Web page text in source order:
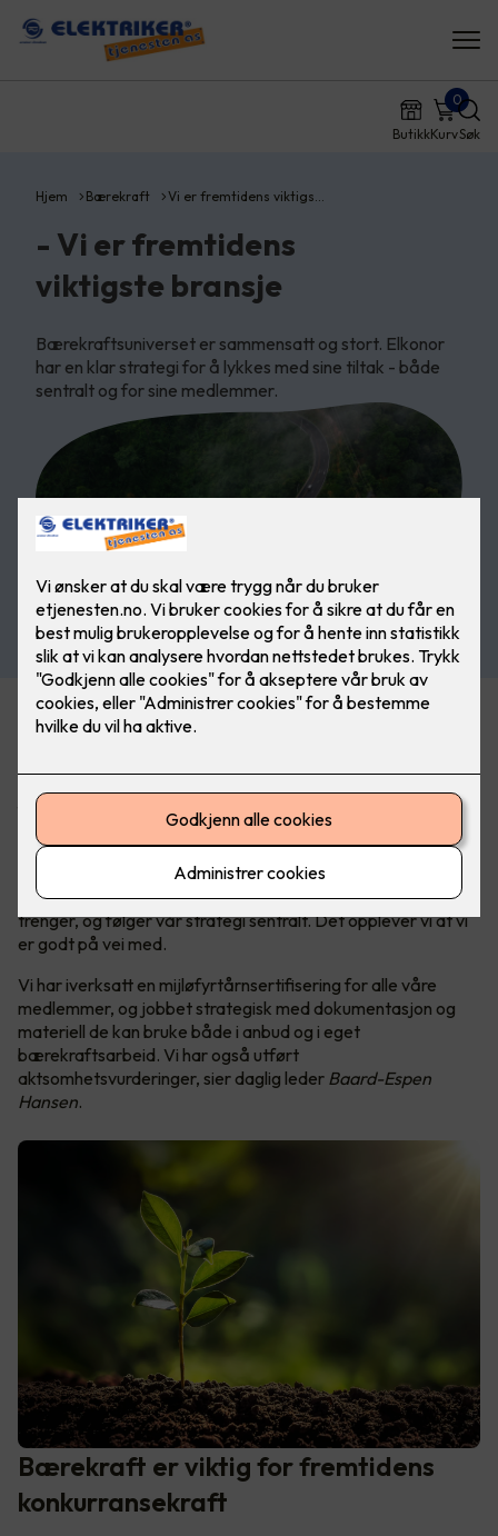
ButikkKurv
0
Søk
Hjem Bærekraft Vi er fremtidens viktigs…
- Vi er fremtidens
viktigste bransje
Bærekraftsuniverset er sammensatt og stort. Elkonor
har en klar strategi for å lykkes med sine tiltak - både
sentralt og for sine medlemmer.
Bærekraft er blitt en del av den nye hverdagen, og det er
mye nytt for mange. Alle vet hvor viktig det er, men det er
fokusert og målrettet for å oppnå bærekraftsmålene. Det
har Elkonor tatt på største alvor.
– For mange er dette en helt ny hverdag. For å lykkes er det
viktig å sikre at alle våre medlemmer får informasjonen de
trenger, og følger vår strategi sentralt. Det opplever vi at vi
er godt på vei med.
Vi har iverksatt en mijløfyrtårnsertifisering for alle våre
medlemmer, og jobbet strategisk med dokumentasjon og
materiell de kan bruke både i anbud og i eget
bærekraftsarbeid. Vi har også utført
aktsomhetsvurderinger, sier daglig leder Baard-Espen
Hansen.
Bærekraft er viktig for fremtidens
konkurransekraft